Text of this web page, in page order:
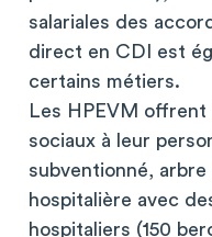
salariales des
direct en CDI est
certains métiers.
Les HPEVM offrent
sociaux à leur
subventionné,
hospitalière avec
hospitaliers (150